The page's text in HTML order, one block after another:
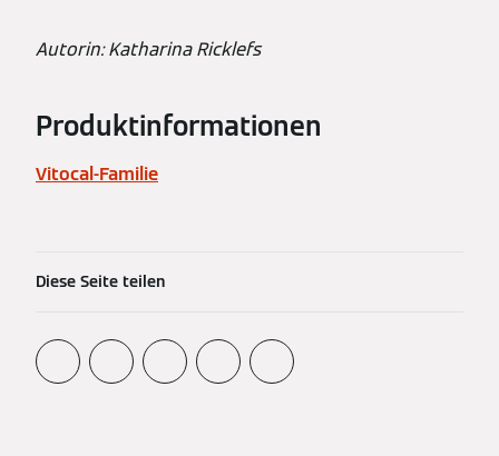
Autorin: Katharina Ricklefs
Produktinformationen
Vitocal-Familie
Diese Seite teilen